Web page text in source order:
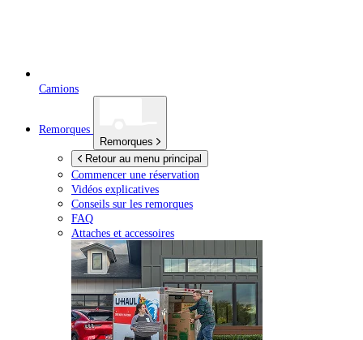
Camions
Remorques
Remorques
Retour au menu principal
Commencer une réservation
Vidéos explicatives
Conseils sur les remorques
FAQ
Attaches et accessoires